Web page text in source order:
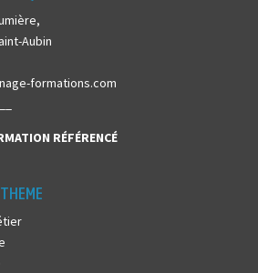
Aubin
formations.com
RÉFÉRENCÉ